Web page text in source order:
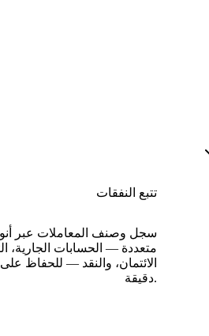
تتبع النفقات
سجل وصنف المعاملات عبر
متعددة — الحسابات الجارية،
الائتمان، والنقد — للحفاظ
دقيقة.